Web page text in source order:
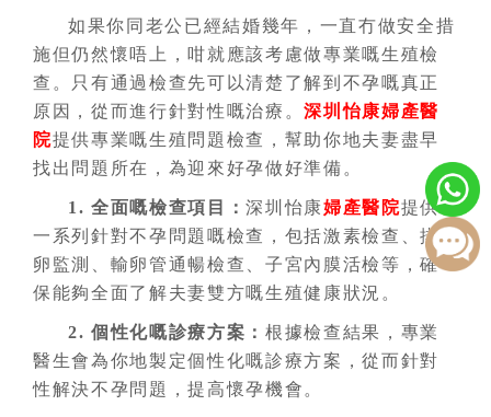
如果你同老公已經結婚幾年，一直冇做安全措
施但仍然懷唔上，咁就應該考慮做專業嘅生殖檢
查。只有通過檢查先可以清楚了解到 不孕嘅真正
原因，從而進行針對性嘅治療。深圳怡康婦產醫
院提供專業嘅生殖問題檢查，幫助你地夫妻盡早
找出問題所在，為迎來好孕做好準備。
1. 全面嘅檢查項目 ：深圳怡康婦產醫院提供
一系列針對不孕 問題嘅檢查，包括激素檢查、排
卵監測、輸卵管通暢檢查、子宮內膜活檢等，確
保能夠全面了解夫妻雙方嘅生殖健康狀況。
2. 個性化嘅診療方案 ：根據檢查結果，專業
醫生會為你地製定個性化嘅診療方案，從而針對
性解決不孕問題，提高懷孕機會。